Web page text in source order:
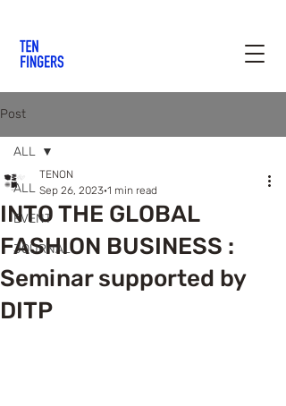
Post
ALL
EVENT
JOURNAL
ALL
INTO THE GLOBAL
FASHION BUSINESS :
Seminar supported by
DITP
TENON
Sep 26, 2023 1 min read